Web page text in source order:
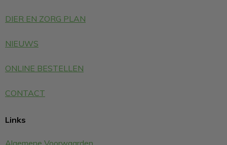
DIER EN ZORG PLAN
NIEUWS
ONLINE BESTELLEN
CONTACT
Links